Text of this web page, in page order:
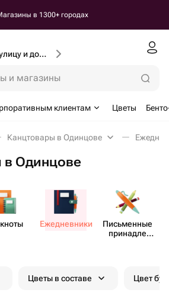
в 1300+ городах
Введите город, улицу и дом доставки
и магазины
клиентам Цветы
Канцтовары в Одинцове
в Одинцове
Ежедн​евники
Пись​менные
принадле​
Цветы в составе Цвет